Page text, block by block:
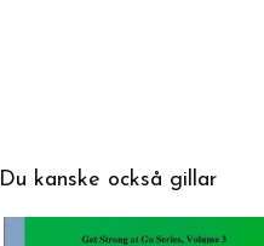
Du kanske också gillar